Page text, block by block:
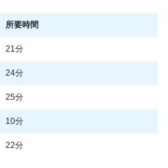
所要時間
21分
24分
25分
10分
22分